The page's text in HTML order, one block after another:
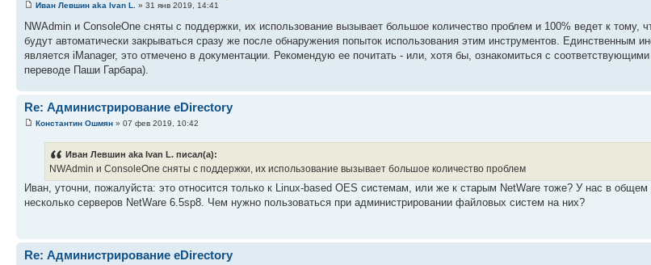
Иван Левшин aka Ivan L. » 31 янв 2019, 14:41
NWAdmin и ConsoleOne сняты с поддержки, их использование вызывает большое количество проблем и 100% ведет к тому,
будут автоматически закрываться сразу же после обнаружения попыток использования этим инструментов. Единственным
является iManager, это отмечено в документации. Рекомендую ее почитать - или, хотя бы, ознакомиться с
переводе Паши Гарбара).
Re: Администрирование eDirectory
Константин Ошмян » 07 фев 2019, 10:42
Иван Левшин aka Ivan L. писал(а):
NWAdmin и ConsoleOne сняты с поддержки, их использование вызывает большое количество проблем
Иван, уточни, пожалуйста: это относится только к Linux-based OES системам, или же к старым NetWare тоже? У нас в
несколько серверов NetWare 6.5sp8. Чем нужно пользоваться при администрировании файловых систем на них?
Re: Администрирование eDirectory